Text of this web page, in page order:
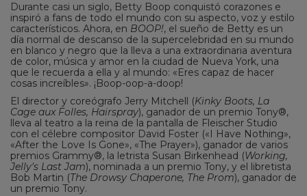
Durante casi un siglo, Betty Boop conquistó corazones e
inspiró a fans de todo el mundo con su aspecto, voz y estilo
característicos. Ahora, en BOOP!, el sueño de Betty es un
día normal de descanso de la supercelebridad en su mundo
en blanco y negro que la lleva a una extraordinaria aventura
de color, música y amor en la ciudad de Nueva York, una
que le recuerda a ella y al mundo: «Eres capaz de hacer
cosas increíbles». ¡Boop-oop-a-doop!
El director y coreógrafo Jerry Mitchell (Kinky Boots, La
Cage aux Folles, Hairspray), ganador de un premio Tony®,
lleva al teatro a la reina de la pantalla de Fleischer Studio
con el célebre compositor David Foster («I Have Nothing»,
«After the Love Is Gone», «The Prayer»), ganador de varios
premios Grammy®, la letrista Susan Birkenhead (Working,
Jelly's Last Jam), nominada a un premio Tony, y el libretista
Bob Martin (The Drowsy Chaperone, The Prom), ganador de
un premio Tony.